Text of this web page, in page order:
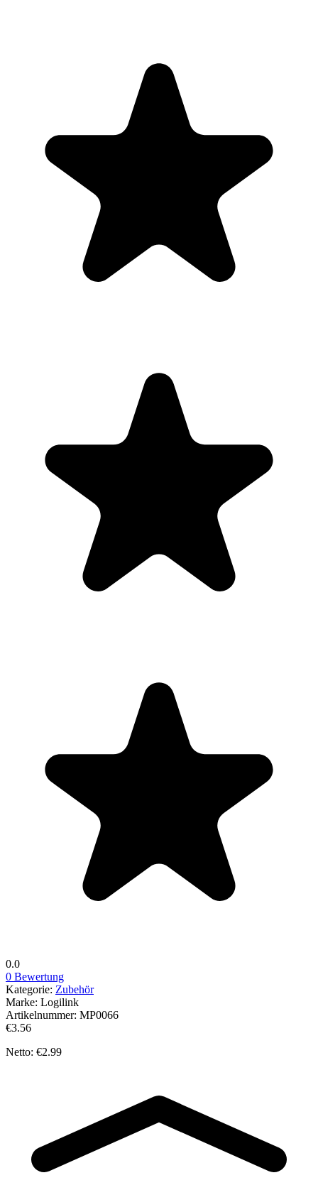
0.0
0 Bewertung
Kategorie: Zubehör
Marke: Logilink
Artikelnummer: MP0066
€3.56
Netto: €2.99